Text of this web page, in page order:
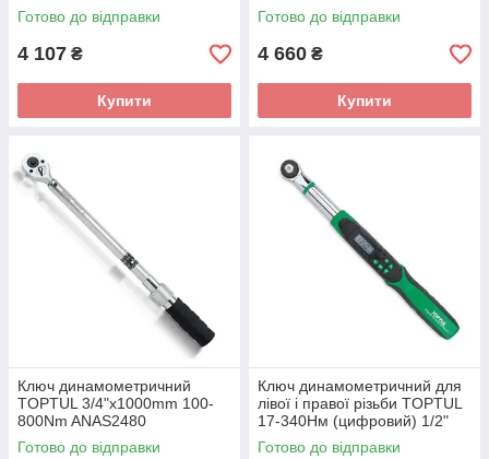
Готово до відправки
4 107 ₴
Купити
Готово до відправки
4 660 ₴
Купити
Ключ динамометричний
TOPTUL 3/4"x1000mm 100-
800Nm ANAS2480
Готово до відправки
Ключ динамометричний для
лівої і правої різьби TOPTUL
17-340Нм (цифровий) 1/2"
DT-340I4
Готово до відправки